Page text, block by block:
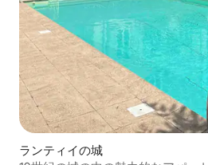
ランティイの城